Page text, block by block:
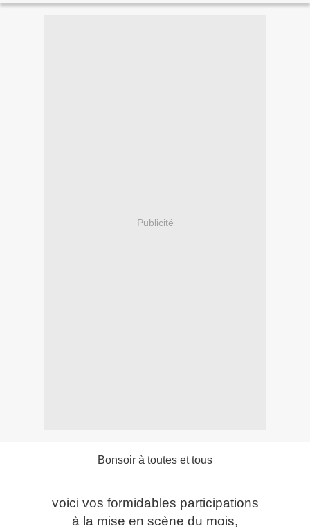
Publicité
Bonsoir à toutes et tous
voici vos formidables participations
à la mise en scène du mois,